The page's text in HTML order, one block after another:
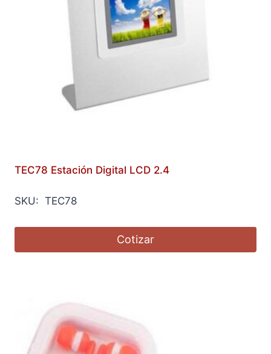
TEC78 Estación Digital LCD 2.4
SKU: TEC78
Cotizar